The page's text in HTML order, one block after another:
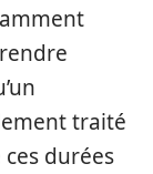
traité
durées